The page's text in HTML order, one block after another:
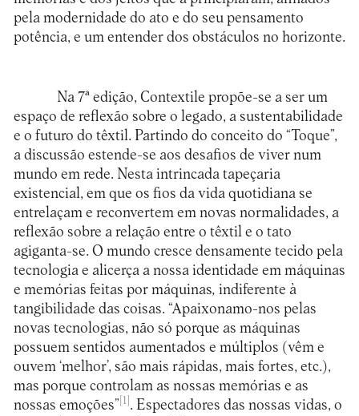
pela modernidade do ato e do seu pensamento
potência, e um entender dos obstáculos no horizonte.
Na 7ª edição, Contextile propõe-se a ser um
espaço de reflexão sobre o legado, a sustentabilidade
e o futuro do têxtil. Partindo do conceito do “Toque”,
a discussão estende-se aos desafios de viver num
mundo em rede. Nesta intrincada tapeçaria
existencial, em que os fios da vida quotidiana se
entrelaçam e reconvertem em novas normalidades, a
reflexão sobre a relação entre o têxtil e o tato
agiganta-se. O mundo cresce densamente tecido pela
tecnologia e alicerça a nossa identidade em máquinas
e memórias feitas por máquinas, indiferente à
tangibilidade das coisas. “Apaixonamo-nos pelas
novas tecnologias, não só porque as máquinas
possuem sentidos aumentados e múltiplos (vêm e
ouvem ‘melhor’, são mais rápidas, mais fortes, etc.),
mas porque controlam as nossas memórias e as
nossas emoções” [1] . Espectadores das nossas vidas, o